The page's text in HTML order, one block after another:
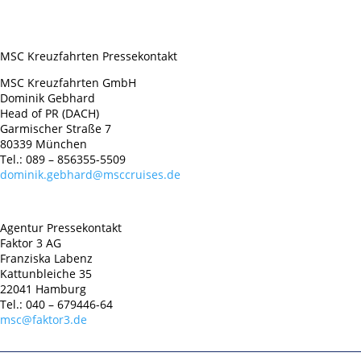
MSC Kreuzfahrten Pressekontakt
MSC Kreuzfahrten GmbH
Dominik Gebhard
Head of PR (DACH)
Garmischer Straße 7
80339 München
Tel.: 089 – 856355-5509
dominik.gebhard@msccruises.de
Agentur Pressekontakt
Faktor 3 AG
Franziska Labenz
Kattunbleiche 35
22041 Hamburg
Tel.: 040 – 679446-64
msc@faktor3.de